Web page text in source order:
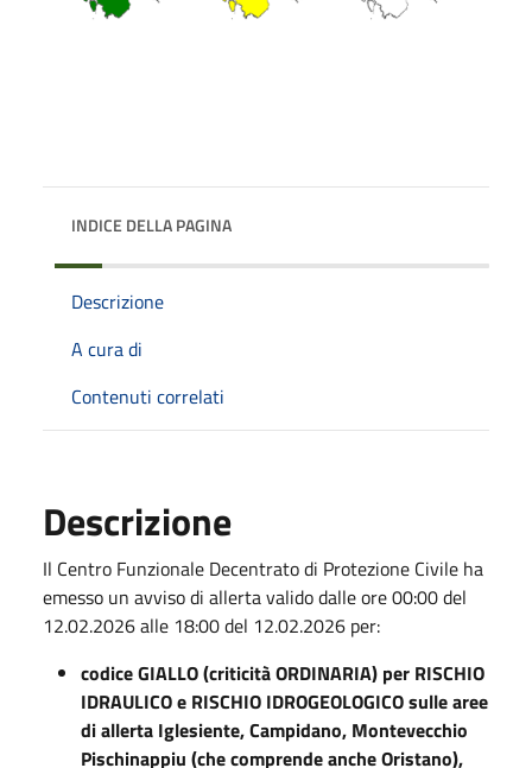
INDICE DELLA PAGINA
Descrizione
A cura di
Contenuti correlati
Descrizione
Il Centro Funzionale Decentrato di Protezione Civile ha
emesso un avviso di allerta valido dalle ore 00:00 del
12.02.2026 alle 18:00 del 12.02.2026 per:
codice GIALLO (criticità ORDINARIA) per RISCHIO
IDRAULICO e RISCHIO IDROGEOLOGICO sulle aree
di allerta Iglesiente, Campidano, Montevecchio
Pischinappiu (che comprende anche Oristano),